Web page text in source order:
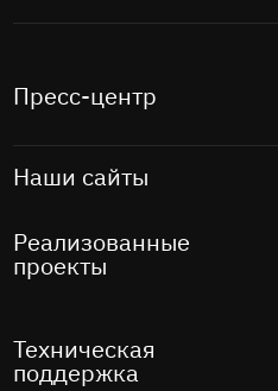
Пресс-центр
Наши сайты
Реализованные
проекты
Техническая
поддержка